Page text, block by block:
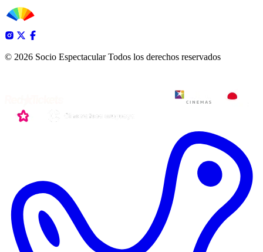
© 2026 Socio Espectacular Todos los derechos reservados